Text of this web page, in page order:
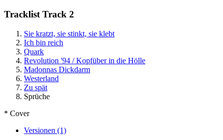
Tracklist Track 2
Sie kratzt, sie stinkt, sie klebt
Ich bin reich
Quark
Revolution '94 / Kopfüber in die Hölle
Madonnas Dickdarm
Westerland
Zu spät
Sprüche
* Cover
Versionen (1)